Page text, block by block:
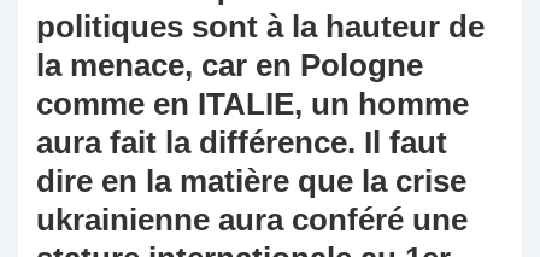
politiques sont à la hauteur de
la menace, car en Pologne
comme en ITALIE, un homme
aura fait la différence. Il faut
dire en la matière que la crise
ukrainienne aura conféré une